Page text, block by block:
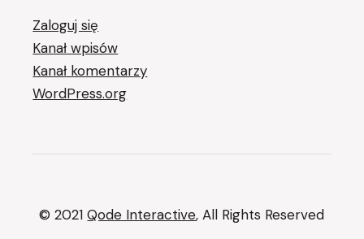
Zaloguj się
Kanał wpisów
Kanał komentarzy
WordPress.org
© 2021Qode Interactive, All Rights Reserved